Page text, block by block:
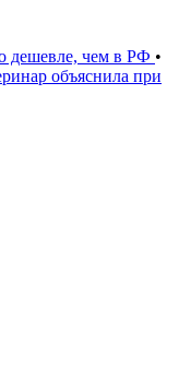
дешевле, чем в РФ •
объяснила при